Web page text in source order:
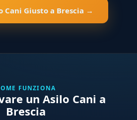
Cani Giusto a Brescia →
FUNZIONA
un Asilo Cani a
Brescia